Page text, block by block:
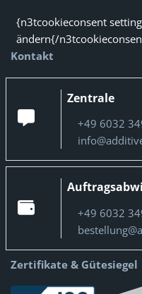
{n3tcookieconsent
ändern{/
Kontakt
Zentrale
+49 6032
+49 6032
Zertifikate & Gütesiegel